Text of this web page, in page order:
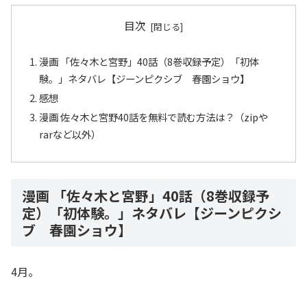
目次
漫画 「佐々木と宮野」40話（8巻収録予定）「初体
験。」ネタバレ【ジーンピクシブ 春園ショウ】
感想
漫画 佐々木と宮野40話を無料で読む方法は？（zipや
rarなど以外）
漫画 「佐々木と宮野」40話（8巻収録予
定）「初体験。」ネタバレ【ジーンピクシ
ブ 春園ショウ】
4月。